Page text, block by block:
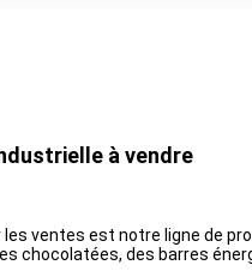
à vendre
ventes est notre ligne de
chocolatées, des barres